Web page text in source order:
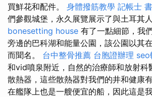
買鮮花和配件。 身體撥筋教學 記帳士
們參觀城堡，永久展覽展示了與土耳其人
bonesetting house 有了一點細節，我
旁邊的巴科湖和能量公園，該公園以其
而聞名。 台中整骨推薦 台胞證辦理 seo
和vid噴泉附近，自然的治療師和放射科
散熱器，這些散熱器對我們的井和健康
在艦隊上也是一艘便宜的船，因此這是